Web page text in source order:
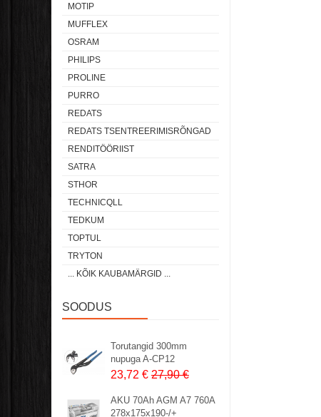
MOTIP
MUFFLEX
OSRAM
PHILIPS
PROLINE
PURRO
REDATS
REDATS TSENTREERIMISRÕNGAD
RENDITÖÖRIIST
SATRA
STHOR
TECHNICQLL
TEDKUM
TOPTUL
TRYTON
... KÕIK KAUBAMÄRGID ...
SOODUS
Torutangid 300mm
nupuga A-CP12
23,72 € 27,90 €
AKU 70Ah AGM A7 760A
278x175x190-/+